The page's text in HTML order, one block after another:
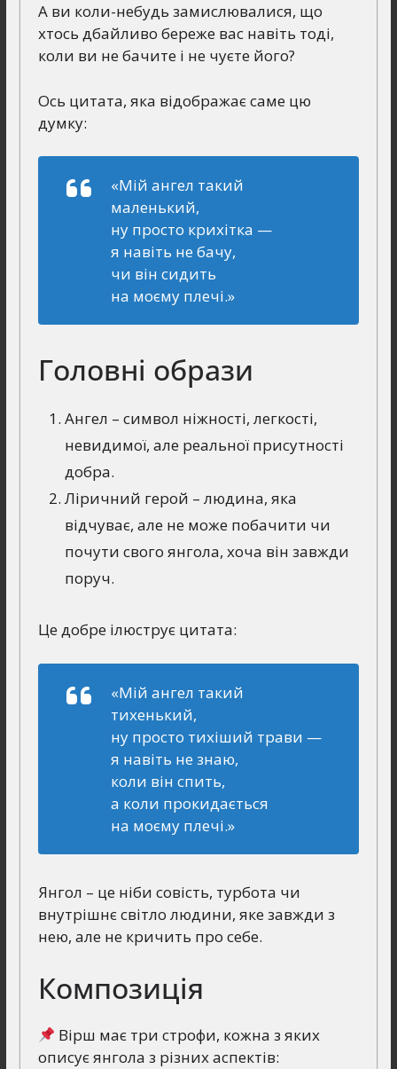
А ви коли-небудь замислювалися, що
хтось дбайливо береже вас навіть тоді,
коли ви не бачите і не чуєте його?
Ось цитата, яка відображає саме цю
думку:
«Мій ангел такий
маленький,
ну просто крихітка —
я навіть не бачу,
чи він сидить
на моєму плечі.»
Головні образи
Ангел – символ ніжності, легкості,
невидимої, але реальної присутності
добра.
Ліричний герой – людина, яка
відчуває, але не може побачити чи
почути свого янгола, хоча він завжди
поруч.
Це добре ілюструє цитата:
«Мій ангел такий
тихенький,
ну просто тихіший трави —
я навіть не знаю,
коли він спить,
а коли прокидається
на моєму плечі.»
Янгол – це ніби совість, турбота чи
внутрішнє світло людини, яке завжди з
нею, але не кричить про себе.
Композиція
Вірш має три строфи, кожна з яких
описує янгола з різних аспектів: